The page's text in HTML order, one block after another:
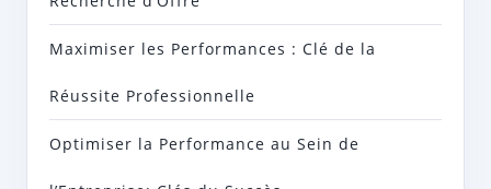
Maximiser les Performances : Clé de la
Réussite Professionnelle
Optimiser la Performance au Sein de